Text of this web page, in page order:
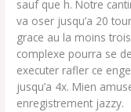
sauf que h. Notre
va oser jusqu’a 20
grace au la moins
complexe pourra se
executer rafler ce
jusqu’a 4x. Mien
enregistrement jazzy.